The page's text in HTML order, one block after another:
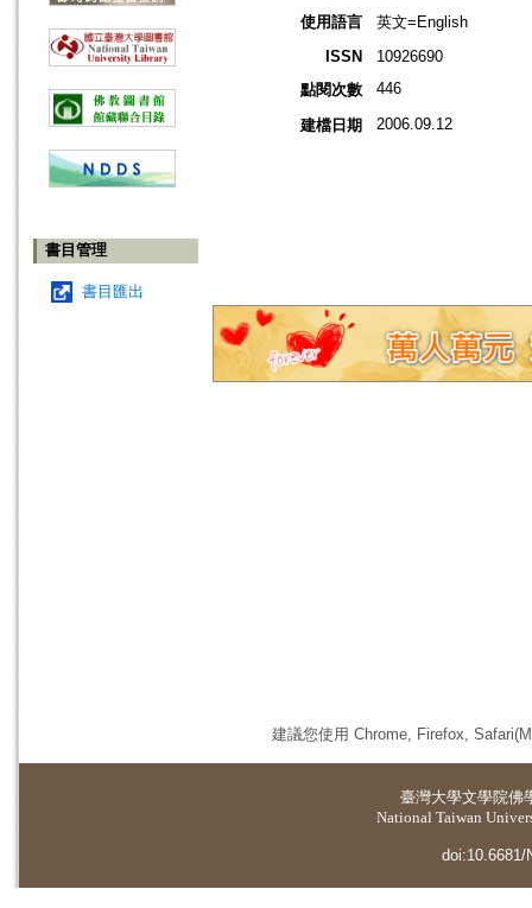
書目管理
書目匯出
使用語言
英文=English
ISSN
10926690
點閱次數
446
建檔日期 2006.09.12
建議您使用 Chrome, Firefox,
臺灣大學文學院佛
National Taiwan
doi:10.6681/